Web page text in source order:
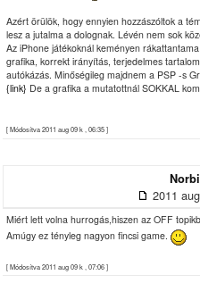
Azért örülök, hogy ennyien hozzászóltok a
lesz a jutalma a dolognak. Lévén nem sok
Az iPhone játékoknál keményen
grafika, korrekt irányítás, terjedelmes
autókázás. Minőségileg majdnem a PSP -s
{link} De a grafika a mutatottnál SOKKAL
[ Módosítva 2011 aug 09 k , 06:35 ]
2011
Miért lett volna hurrogás,hiszen az OFF
Amúgy ez tényleg nagyon fincsi game.
[ Módosítva 2011 aug 09 k , 07:06 ]